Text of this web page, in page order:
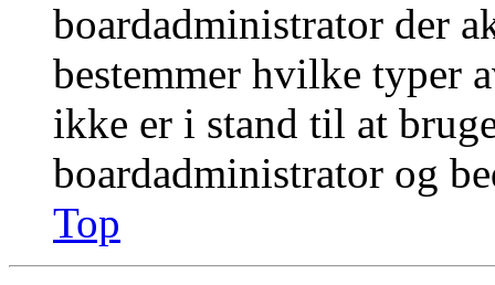
boardadministrator der
bestemmer hvilke typer
ikke er i stand til at
boardadministrator og
Top